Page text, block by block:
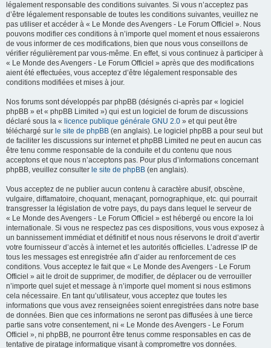
légalement responsable des conditions suivantes. Si vous n’acceptez pas
d’être légalement responsable de toutes les conditions suivantes, veuillez ne
pas utiliser et accéder à « Le Monde des Avengers - Le Forum Officiel ». Nous
pouvons modifier ces conditions à n’importe quel moment et nous essaierons
de vous informer de ces modifications, bien que nous vous conseillons de
vérifier régulièrement par vous-même. En effet, si vous continuez à participer à
« Le Monde des Avengers - Le Forum Officiel » après que des modifications
aient été effectuées, vous acceptez d’être légalement responsable des
conditions modifiées et mises à jour.
Nos forums sont développés par phpBB (désignés ci-après par « logiciel
phpBB » et « phpBB Limited ») qui est un logiciel de forum de discussions
déclaré sous la « licence publique générale GNU 2.0 » et qui peut être
téléchargé sur le site de phpBB (en anglais). Le logiciel phpBB a pour seul but
de faciliter les discussions sur internet et phpBB Limited ne peut en aucun cas
être tenu comme responsable de la conduite et du contenu que nous
acceptons et que nous n’acceptons pas. Pour plus d’informations concernant
phpBB, veuillez consulter le site de phpBB (en anglais).
Vous acceptez de ne publier aucun contenu à caractère abusif, obscène,
vulgaire, diffamatoire, choquant, menaçant, pornographique, etc. qui pourrait
transgresser la législation de votre pays, du pays dans lequel le serveur de
« Le Monde des Avengers - Le Forum Officiel » est hébergé ou encore la loi
internationale. Si vous ne respectez pas ces dispositions, vous vous exposez à
un bannissement immédiat et définitif et nous nous réservons le droit d’avertir
votre fournisseur d’accès à internet et les autorités officielles. L’adresse IP de
tous les messages est enregistrée afin d’aider au renforcement de ces
conditions. Vous acceptez le fait que « Le Monde des Avengers - Le Forum
Officiel » ait le droit de supprimer, de modifier, de déplacer ou de verrouiller
n’importe quel sujet et message à n’importe quel moment si nous estimons
cela nécessaire. En tant qu’utilisateur, vous acceptez que toutes les
informations que vous avez renseignées soient enregistrées dans notre base
de données. Bien que ces informations ne seront pas diffusées à une tierce
partie sans votre consentement, ni « Le Monde des Avengers - Le Forum
Officiel », ni phpBB, ne pourront être tenus comme responsables en cas de
tentative de piratage informatique visant à compromettre vos données.